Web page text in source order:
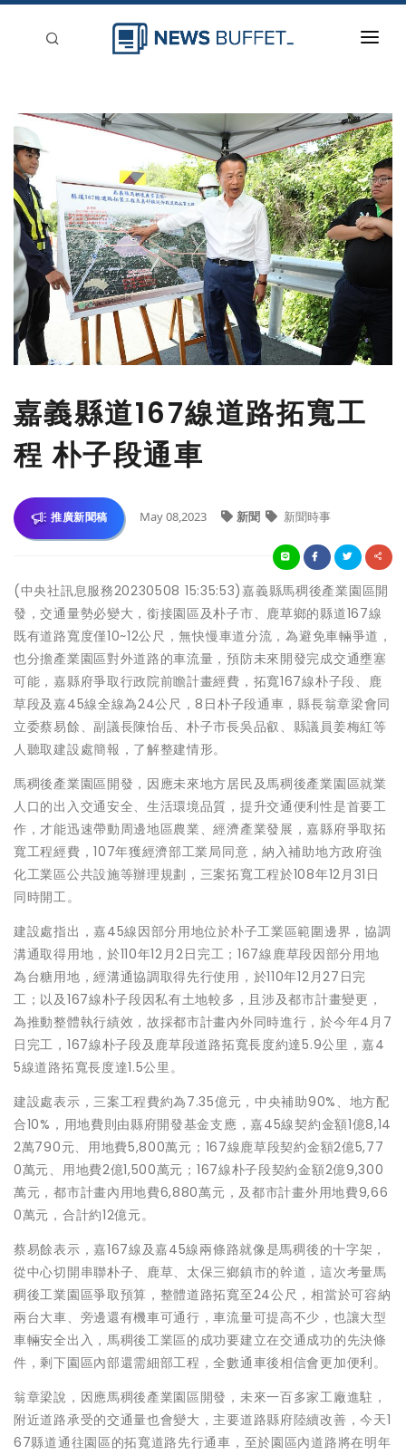
新聞稿分類
刊登
嘉義縣道167線道路拓寬工
程 朴子段通車
推廣新聞稿 May 08,2023 新聞 新聞時事
(中央社訊息服務20230508 15:35:53)嘉義縣馬稠後產業園區開
發，交通量勢必變大，銜接園區及朴子市、鹿草鄉的縣道167線
既有道路寬度僅10~12公尺，無快慢車道分流，為避免車輛爭道，
也分擔產業園區對外道路的車流量，預防未來開發完成交通壅塞
可能，嘉縣府爭取行政院前瞻計畫經費，拓寬167線朴子段、鹿
草段及嘉45線全線為24公尺，8日朴子段通車，縣長翁章梁會同
立委蔡易餘、副議長陳怡岳、朴子市長吳品叡、縣議員姜梅紅等
人聽取建設處簡報，了解整建情形。
馬稠後產業園區開發，因應未來地方居民及馬稠後產業園區就業
人口的出入交通安全、生活環境品質，提升交通便利性是首要工
作，才能迅速帶動周邊地區農業、經濟產業發展，嘉縣府爭取拓
寬工程經費，107年獲經濟部工業局同意，納入補助地方政府強
化工業區公共設施等辦理規劃，三案拓寬工程於108年12月31日
同時開工。
建設處指出，嘉45線因部分用地位於朴子工業區範圍邊界，協調
溝通取得用地，於110年12月2日完工；167線鹿草段因部分用地
為台糖用地，經溝通協調取得先行使用，於110年12月27日完
工；以及167線朴子段因私有土地較多，且涉及都市計畫變更，
為推動整體執行績效，故採都市計畫內外同時進行，於今年4月7
日完工，167線朴子段及鹿草段道路拓寬長度約達5.9公里，嘉4
5線道路拓寬長度達1.5公里。
建設處表示，三案工程費約為7.35億元，中央補助90%、地方配
合10%，用地費則由縣府開發基金支應，嘉45線契約金額1億8,14
2萬790元、用地費5,800萬元；167線鹿草段契約金額2億5,77
0萬元、用地費2億1,500萬元；167線朴子段契約金額2億9,300
萬元，都市計畫內用地費6,880萬元，及都市計畫外用地費9,66
0萬元，合計約12億元。
蔡易餘表示，嘉167線及嘉45線兩條路就像是馬稠後的十字架，
從中心切開串聯朴子、鹿草、太保三鄉鎮市的幹道，這次考量馬
稠後工業園區爭取預算，整體道路拓寬至24公尺，相當於可容納
兩台大車、旁邊還有機車可通行，車流量可提高不少，也讓大型
車輛安全出入，馬稠後工業區的成功要建立在交通成功的先決條
件，剩下園區內部還需細部工程，全數通車後相信會更加便利。
翁章梁說，因應馬稠後產業園區開發，未來一百多家工廠進駐，
附近道路承受的交通量也會變大，主要道路縣府陸續改善，今天1
67縣道通往園區的拓寬道路先行通車，至於園區內道路將在明年